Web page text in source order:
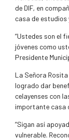
de DIF, en
casa de
“Ustedes son el
jóvenes como
Presidente
La Señora
logrado dar
celayenses con
importante casa
“Sigan así
vulnerable.